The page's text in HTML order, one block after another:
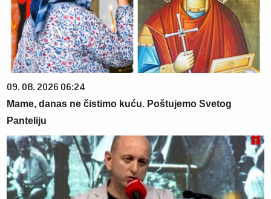
09. 08. 2026 06:24
Mame, danas ne čistimo kuću. Poštujemo Svetog
Panteliju